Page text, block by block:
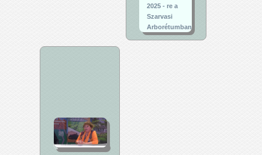
2025 - re a
Szarvasi
Arborétumban